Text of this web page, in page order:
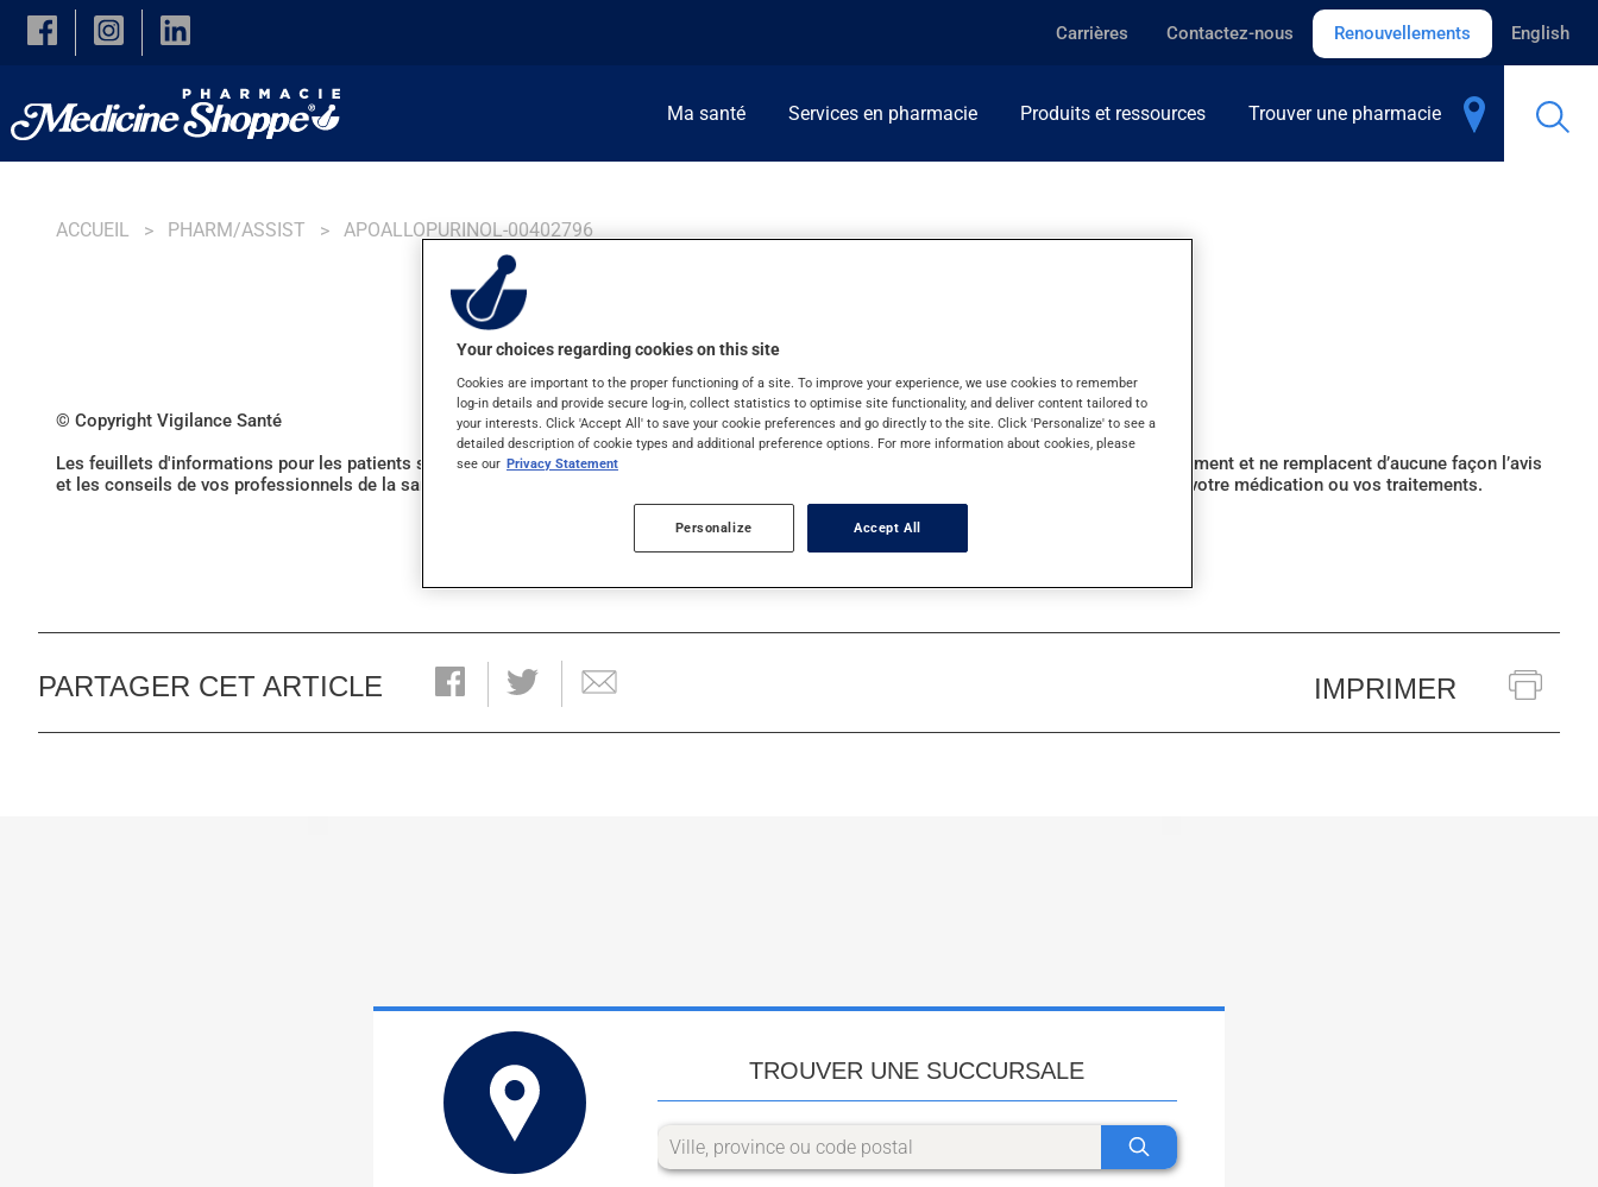
Skip to main content
Carrières Contactez-nous Renouvellements English
Ma santé Services en pharmacie Produits et ressources Trouver une pharmacie
ACCUEIL PHARM/ASSIST APOALLOPURINOL-00402796
© Copyright Vigilance Santé
Les feuillets d'informations pour les patients sont produits par Vigilance Santé inc. Ces renseignements sont fournis à titre d’information seulement et ne remplacent d’aucune façon l’avis
et les conseils de vos professionnels de la santé. Consultez toujours un professionnel de la santé avant de prendre une décision qui concerne votre médication ou vos traitements.
PARTAGER CET ARTICLE IMPRIMER
TROUVER UNE SUCCURSALE
Your choices regarding cookies on this site
Cookies are important to the proper functioning of a site. To improve your experience, we use cookies to remember
log-in details and provide secure log-in, collect statistics to optimise site functionality, and deliver content tailored to
your interests. Click 'Accept All' to save your cookie preferences and go directly to the site. Click 'Personalize' to see a
detailed description of cookie types and additional preference options. For more information about cookies, please
see our Privacy Statement
Personalize Accept All